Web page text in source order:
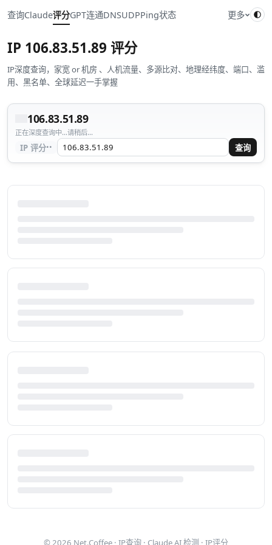
查询Claude评分GPT连通DNSUDPPing状态 更多
IP 106.83.51.89 评分
IP深度查询，家宽 or 机房 、人机流量、多源比对、地理经纬度、端口、滥
用、黑名单、全球延迟一手掌握
106.83.51.89
正在深度查询中...请稍后...
IP 评分·· 查询
© 2026 Net.Coffee · IP查询 · Claude AI 检测 · IP评分